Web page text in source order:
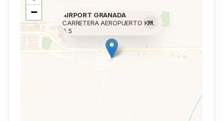
Cargando mapa (V7 Inline)...
AIRPORT GRANADA
CARRETERA AEROPUERTO KM.
0,5
×
−